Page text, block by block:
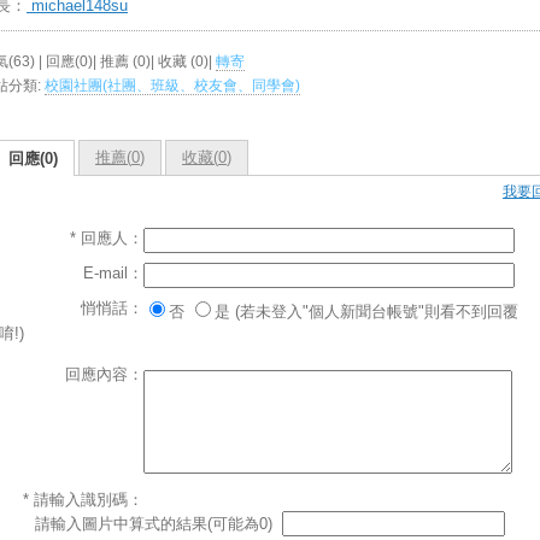
： michael148su
(63) | 回應(0)| 推薦 (0)| 收藏 (0)| 轉寄
分類: 校園社團(社團、班級、校友會、同學會)
回應(0) 推薦(0) 收藏(0)
我要
* 回應人：
E-mail：
悄悄話：
否
是 (若未登入"個人新聞台帳號"則看不到回覆
唷!)
回應內容：
* 請輸入識別碼：
請輸入圖片中算式的結果(可能為0)